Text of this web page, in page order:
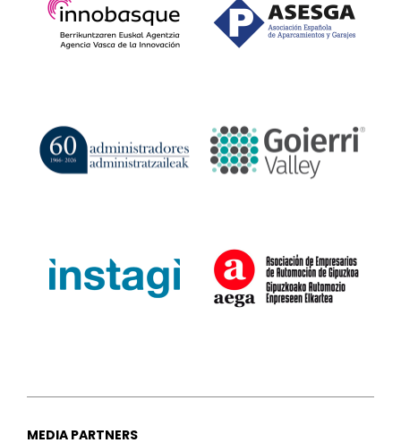
MEDIA PARTNERS